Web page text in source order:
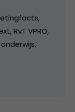
RvT VPRO,